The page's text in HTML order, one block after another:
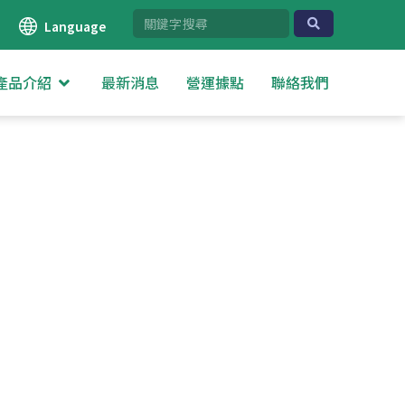
Language
品介紹 最新消息 營運據點 聯絡我們